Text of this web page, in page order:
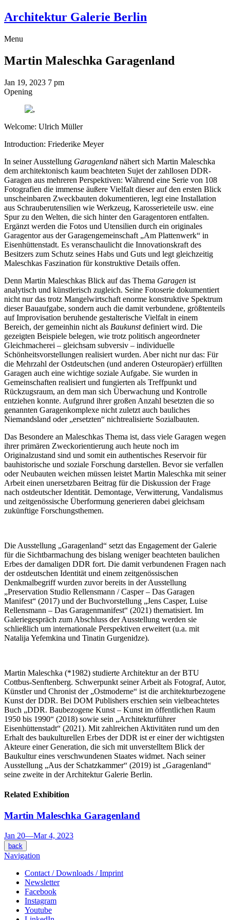
Architektur Galerie Berlin
Menu
Martin Maleschka Garagenland
Jan 19, 2023 7 pm
Opening
Welcome: Ulrich Müller
Introduction: Friederike Meyer
In seiner Ausstellung Garagenland nähert sich Martin Maleschka
dem architektonisch kaum beachteten Sujet der zahllosen DDR-
Garagen aus mehreren Perspektiven: Während eine Serie von 108
Fotografien die immense äußere Vielfalt dieser auf den ersten Blick
unscheinbaren Zweckbauten dokumentieren, legt eine Installation
aus Schrauberutensilien wie Werkzeug, Karosserieteile usw. eine
Spur zu den Welten, die sich hinter den Garagentoren entfalten.
Ergänzt werden die Fotos und Utensilien durch ein originales
Garagentor aus der Garagengemeinschaft „Am Plattenwerk“ in
Eisenhüttenstadt. Es veranschaulicht die Innovationskraft des
Besitzers zum Schutz seines Habs und Guts und legt gleichzeitig
Maleschkas Faszination für konstruktive Details offen.
Denn Martin Maleschkas Blick auf das Thema Garagen ist
analytisch und künstlerisch zugleich. Seine Fotoserie dokumentiert
nicht nur das trotz Mangelwirtschaft enorme konstruktive Spektrum
dieser Bauaufgabe, sondern auch die damit verbundene, größtenteils
auf Improvisation beruhende gestalterische Vielfalt in einem
Bereich, der gemeinhin nicht als Baukunstdefiniert wird. Die
gezeigten Beispiele belegen, wie trotz politisch angeordneter
Gleichmacherei – gleichsam subversiv – individuelle
Schönheitsvorstellungen realisiert wurden. Aber nicht nur das: Für
die Mehrzahl der Ostdeutschen (und anderen Osteuropäer) erfüllten
Garagen auch eine wichtige soziale Aufgabe. Sie wurden in
Gemeinschaften realisiert und fungierten als Treffpunkt und
Rückzugsraum, an dem man sich Überwachung und Kontrolle
entziehen konnte. Aufgrund ihrer großen Anzahl besetzten die so
genannten Garagenkomplexe nicht zuletzt auch bauliches
Niemandsland oder „ersetzten“ nichtrealisierte Sozialbauten.
Das Besondere an Maleschkas Thema ist, dass viele Garagen wegen
ihrer primären Zweckorientierung auch heute noch im
Originalzustand sind und somit ein authentisches Reservoir für
bauhistorische und soziale Forschung darstellen. Bevor sie verfallen
oder Neubauten weichen müssen leistet Martin Maleschka mit seiner
Arbeit einen unersetzbaren Beitrag für die Diskussion der Frage
nach ostdeutscher Identität. Demontage, Verwitterung, Vandalismus
und zeitgenössische Überformung generieren dabei gleichsam
zukünftige Forschungsthemen.
Die Ausstellung „Garagenland“ setzt das Engagement der Galerie
für die Sichtbarmachung des bislang weniger beachteten baulichen
Erbes der damaligen DDR fort. Die damit verbundenen Fragen nach
der ostdeutschen Identität und einem zeitgenössischen
Denkmalbegriff wurden zuvor bereits in der Ausstellung
„Preservation Studio Rellensmann / Casper – Das Garagen
Manifest“ (2017) und der Buchvorstellung „Jens Casper, Luise
Rellensmann – Das Garagenmanifest“ (2021) thematisiert. Im
Galeriegespräch zum Abschluss der Ausstellung werden sie
schließlich um internationale Perspektiven erweitert (u.a. mit
Natalija Yefemkina und Tinatin Gurgenidze).
Martin Maleschka (*1982) studierte Architektur an der BTU
Cottbus-Senftenberg. Schwerpunkt seiner Arbeit als Fotograf, Autor,
Künstler und Chronist der „Ostmoderne“ ist die architekturbezogene
Kunst der DDR. Bei DOM Publishers erschien sein vielbeachtetes
Buch „DDR. Baubezogene Kunst – Kunst im öffentlichen Raum
1950 bis 1990“ (2018) sowie sein „Architekturführer
Eisenhüttenstadt“ (2021). Mit zahlreichen Aktivitäten rund um den
Erhalt des baukulturellen Erbes der DDR ist er einer der wichtigsten
Akteure einer Generation, die sich mit unverstelltem Blick der
Baukultur eines verschwundenen Staates widmet. Nach seiner
Ausstellung „Aus der Schatzkammer“ (2019) ist „Garagenland“
seine zweite in der Architektur Galerie Berlin.
Related Exhibition
Martin Maleschka Garagenland
Jan 20—Mar 4, 2023
back
Navigation
Contact / Downloads / Imprint
Newsletter
Facebook
Instagram
Youtube